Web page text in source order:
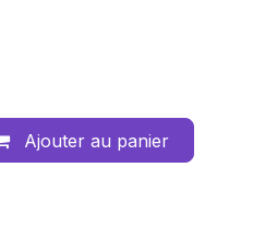
Ajouter au panier